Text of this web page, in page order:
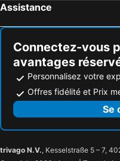
Assistance
Connectez-vous
avantages
Personnalisez votre
Offres fidélité et Prix
Se
trivago N.V., Kesselstraße 5 – 7,